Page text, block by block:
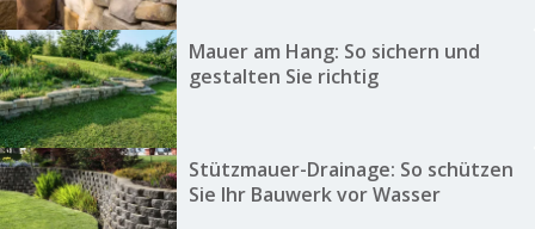
Mauer am Hang: So sichern und
gestalten Sie richtig
Stützmauer-Drainage: So schützen
Sie Ihr Bauwerk vor Wasser